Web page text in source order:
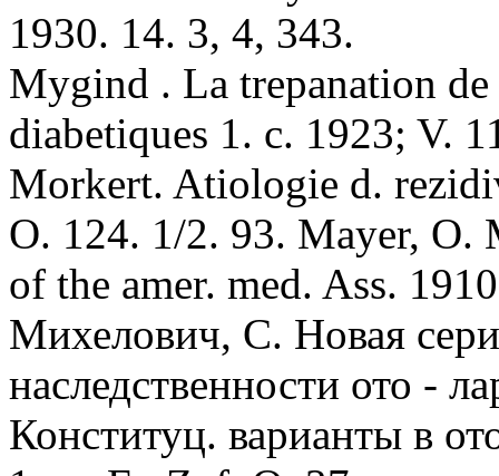
1930. 14. 3, 4, 343.
Mуgind . La trepanation de
diabetiques 1. c. 1923; V.
Morkert. Atiologie d.
O. 124. 1/2. 93. Mayer, O.
of the amer. med. Ass.
Михелович, С. Новая
наследственности ото -
Конституц. варианты в